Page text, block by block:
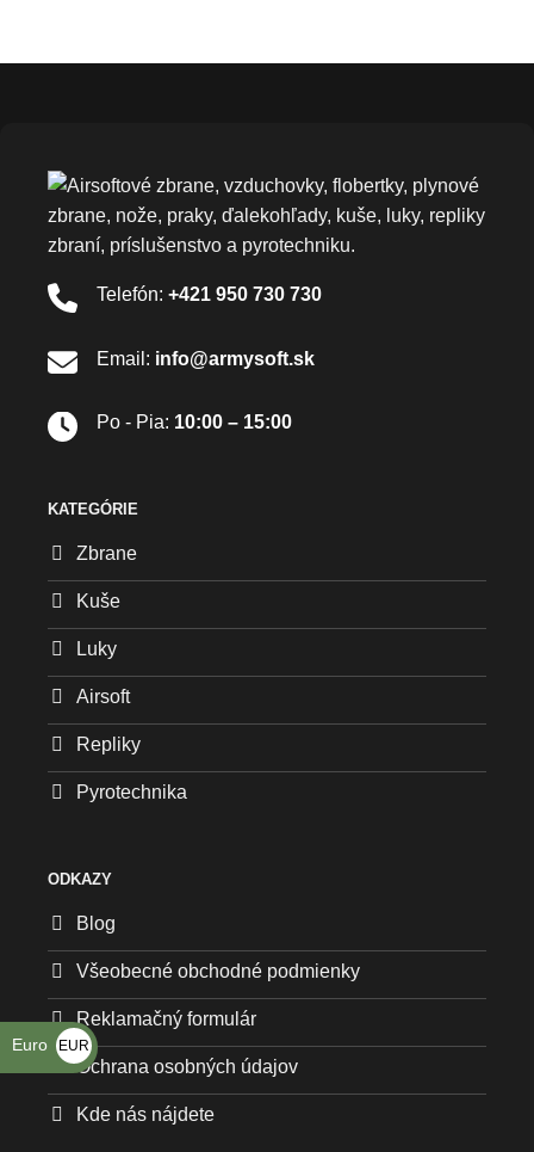
Telefón: +421 950 730 730
Email: info@armysoft.sk
Po - Pia: 10:00 – 15:00
KATEGÓRIE
Zbrane
Kuše
Luky
Airsoft
Repliky
Pyrotechnika
ODKAZY
Blog
Všeobecné obchodné podmienky
Reklamačný formulár
Ochrana osobných údajov
Kde nás nájdete
Euro
EUR
€